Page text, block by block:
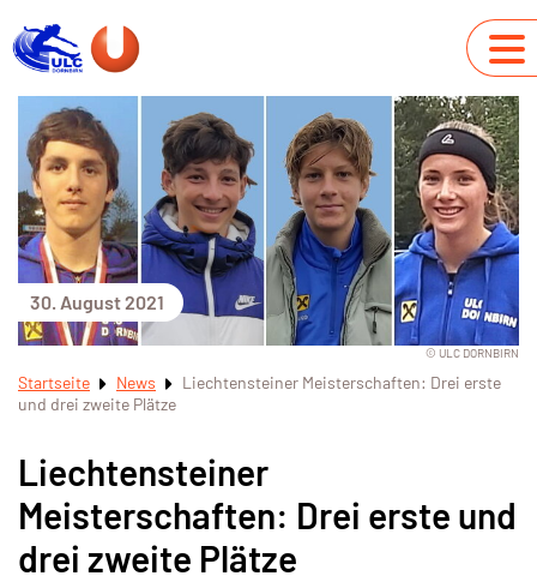
30. August 2021
© ULC DORNBIRN
Startseite News
Liechtensteiner Meisterschaften: Drei erste
und drei zweite Plätze
Liechtensteiner
Meisterschaften: Drei erste und
drei zweite Plätze